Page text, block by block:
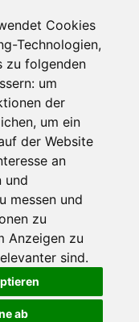
Cookies
Technologien,
zu folgenden
um
der
, um ein
der Website
an
und
messen und
zu
Anzeigen zu
sind.
ab